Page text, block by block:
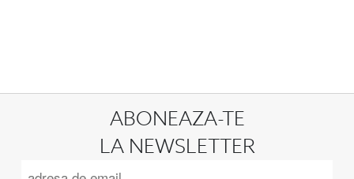
ABONEAZA-TE
LA NEWSLETTER